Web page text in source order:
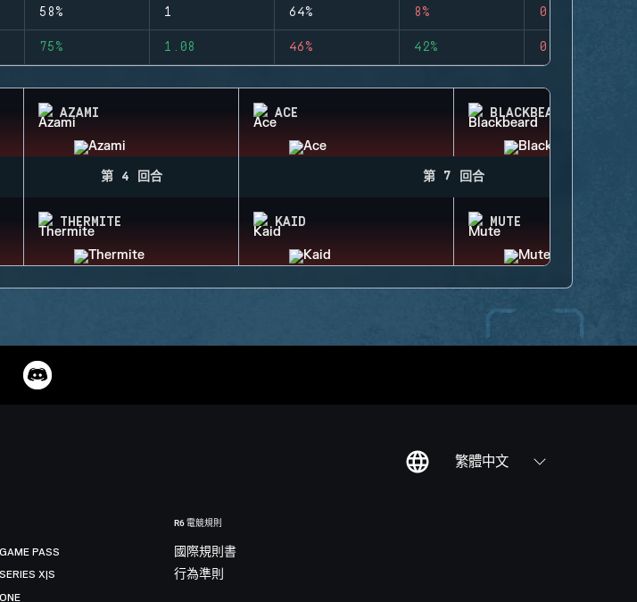
58% 1 64% 8% 0
75% 1.08 46% 42% 0
AZAMI ACE BLACKBEARD
第 4 回合 第 7 回合
THERMITE KAID MUTE
繁體中文
PASS
X|S
R6 電競規則
國際規則書
行為準則